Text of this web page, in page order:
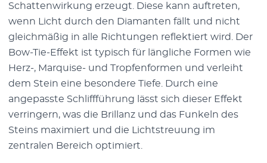
Schattenwirkung erzeugt. Diese kann auftreten,
wenn Licht durch den Diamanten fällt und nicht
gleichmäßig in alle Richtungen reflektiert wird. Der
Bow-Tie-Effekt ist typisch für längliche Formen wie
Herz-, Marquise- und Tropfenformen und verleiht
dem Stein eine besondere Tiefe. Durch eine
angepasste Schliffführung lässt sich dieser Effekt
verringern, was die Brillanz und das Funkeln des
Steins maximiert und die Lichtstreuung im
zentralen Bereich optimiert.